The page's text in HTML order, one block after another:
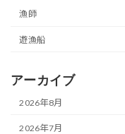
漁師
遊漁船
アーカイブ
2026年8月
2026年7月